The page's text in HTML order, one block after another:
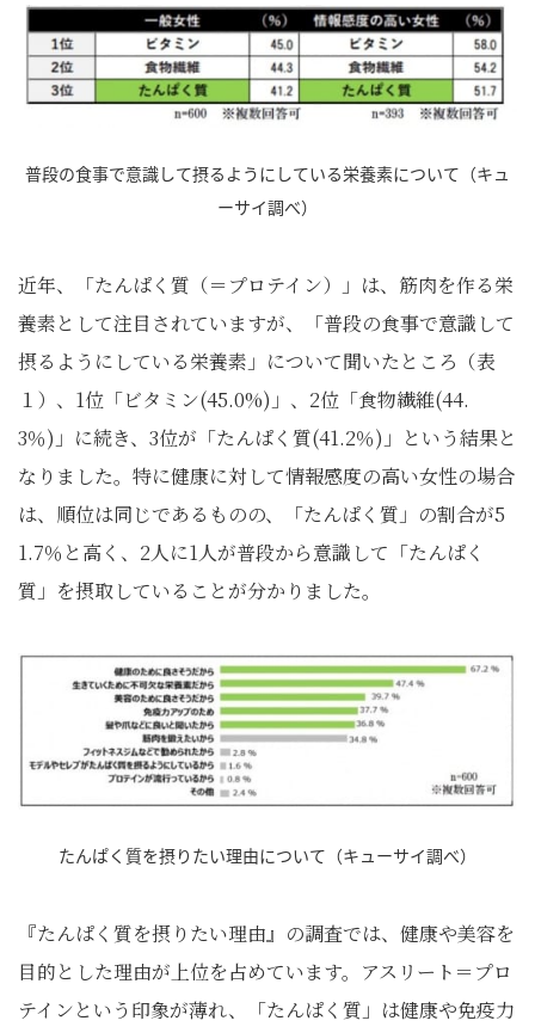
普段の食事で意識して摂るようにしている栄養素について（キュ
ーサイ調べ）
近年、「たんぱく質（＝プロテイン）」は、筋肉を作る栄
養素として注目されていますが、「普段の食事で意識して
摂るようにしている栄養素」について聞いたところ（表
１）、1位「ビタミン(45.0%)」、2位「食物繊維(44.
3％)」に続き、3位が「たんぱく質(41.2％)」という結果と
なりました。特に健康に対して情報感度の高い女性の場合
は、順位は同じであるものの、「たんぱく質」の割合が5
1.7％と高く、2人に1人が普段から意識して「たんぱく
質」を摂取していることが分かりました。
たんぱく質を摂りたい理由について（キューサイ調べ）
『たんぱく質を摂りたい理由』の調査では、健康や美容を
目的とした理由が上位を占めています。アスリート＝プロ
テインという印象が薄れ、「たんぱく質」は健康や免疫力